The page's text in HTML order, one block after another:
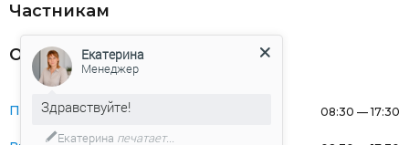
Частникам
Оферта
Понедельник: 08:30 — 17:30
Екатерина
Менеджер
Здравствуйте!
Екатерина печатает...